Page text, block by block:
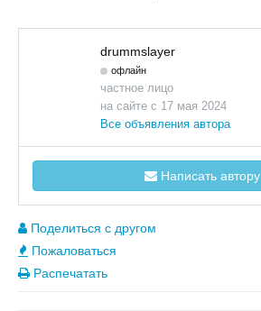
drummslayer
офлайн
частное лицо
на сайте с 17 мая 2024
Все объявления автора
Написать автору
Поделиться с другом
Пожаловаться
Распечатать